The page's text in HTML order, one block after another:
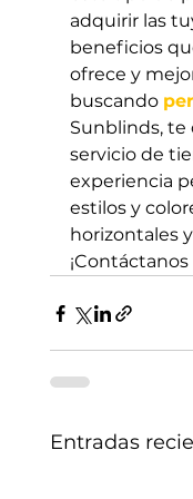
adquirir las
beneficios
ofrece y
buscando
Sunblinds,
servicio de
experiencia
estilos y
horizontales
Entradas